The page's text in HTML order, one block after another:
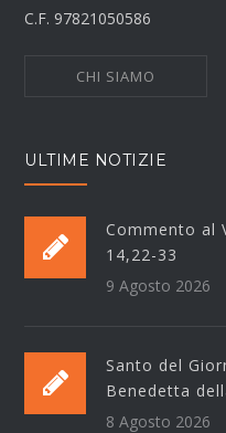
C.F. 97821050586
CHI SIAMO
ULTIME NOTIZIE
Commento al
14,22-33
9 Agosto 2026
Santo del
Benedetta
8 Agosto 2026